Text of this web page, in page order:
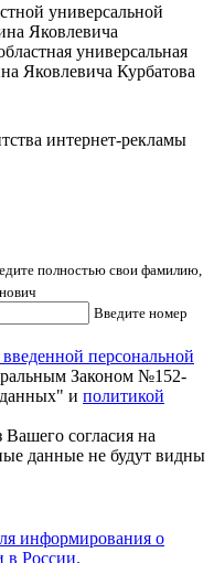
универсальной
Яковлевича
универсальная
Яковлевича Курбатова
интернет-рекламы
полностью свои фамилию,
Введите номер
введенной персональной
Законом №152-
и политикой
согласия на
данные не будут видны